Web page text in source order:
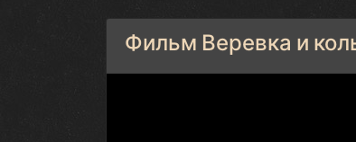
Фильм Веревка и